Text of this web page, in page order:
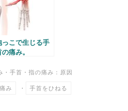
っこで生じる手
痛み。
・ 手首・指の痛み：原因
み ・ 手首をひねる